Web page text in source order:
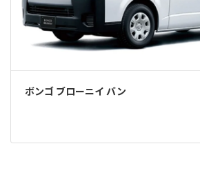
ボンゴ ブローニイ バン